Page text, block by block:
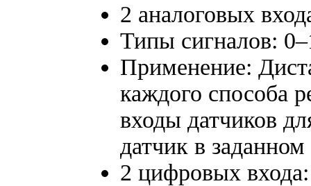
2 аналоговых
Типы сигналов:
Применение:
каждого способа
входы датчиков
датчик в
2 цифровых входа: